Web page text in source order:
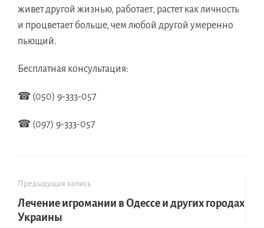
живет другой жизнью, работает, растет как личность
и процветает больше, чем любой другой умеренно
пьющий.
Бесплатная консультация:
☎ (050) 9-333-057
☎ (097) 9-333-057
Предыдущая запись
Лечение игромании в Одессе и других городах
Украины